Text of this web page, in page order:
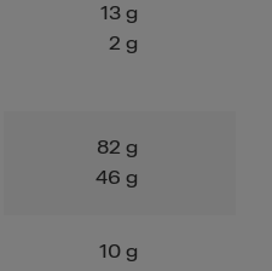
13 g
2 g
82 g
46 g
10 g